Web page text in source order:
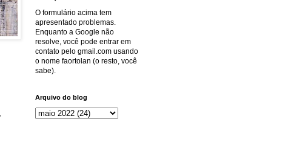
O formulário acima tem
apresentado problemas.
Enquanto a Google não
resolve, você pode entrar em
contato pelo gmail.com usando
o nome faortolan (o resto, você
sabe).
Arquivo do blog